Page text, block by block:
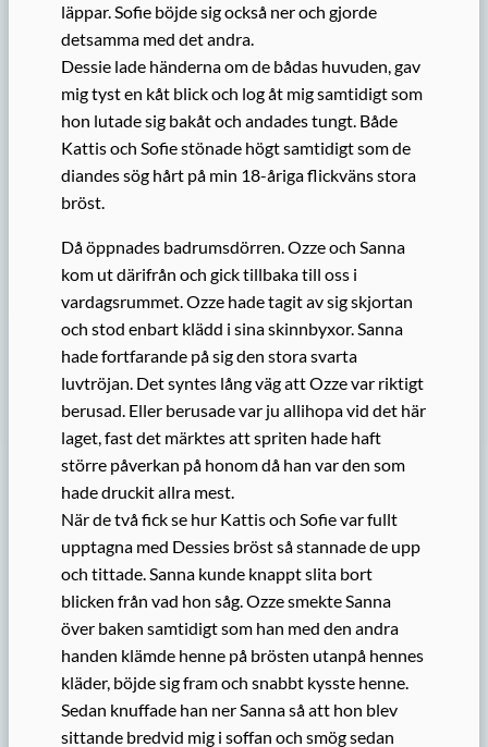
läppar. Sofie böjde sig också ner och gjorde
detsamma med det andra.
Dessie lade händerna om de bådas huvuden, gav
mig tyst en kåt blick och log åt mig samtidigt som
hon lutade sig bakåt och andades tungt. Både
Kattis och Sofie stönade högt samtidigt som de
diandes sög hårt på min 18-åriga flickväns stora
bröst.
Då öppnades badrumsdörren. Ozze och Sanna
kom ut därifrån och gick tillbaka till oss i
vardagsrummet. Ozze hade tagit av sig skjortan
och stod enbart klädd i sina skinnbyxor. Sanna
hade fortfarande på sig den stora svarta
luvtröjan. Det syntes lång väg att Ozze var riktigt
berusad. Eller berusade var ju allihopa vid det här
laget, fast det märktes att spriten hade haft
större påverkan på honom då han var den som
hade druckit allra mest.
När de två fick se hur Kattis och Sofie var fullt
upptagna med Dessies bröst så stannade de upp
och tittade. Sanna kunde knappt slita bort
blicken från vad hon såg. Ozze smekte Sanna
över baken samtidigt som han med den andra
handen klämde henne på brösten utanpå hennes
kläder, böjde sig fram och snabbt kysste henne.
Sedan knuffade han ner Sanna så att hon blev
sittande bredvid mig i soffan och smög sedan